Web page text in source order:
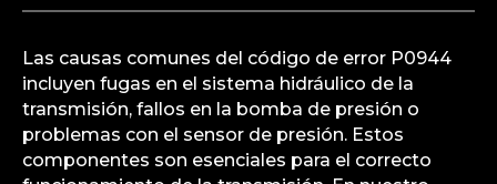
¿Cuáles son las causas
comunes del código de
error P0944 en un
Porsche?